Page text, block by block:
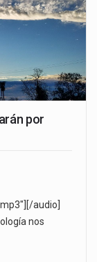
por
audio]
nos